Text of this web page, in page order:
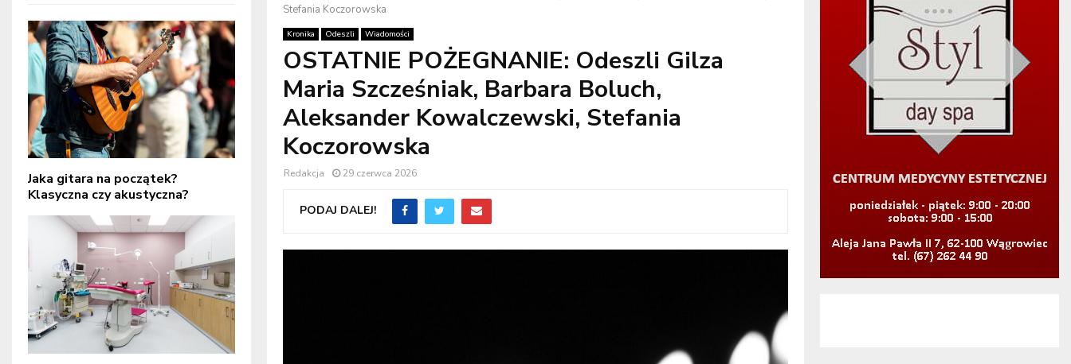
Stefania Koczorowska
Kronika Odeszli Wiadomości
OSTATNIE POŻEGNANIE: Odeszli Gilza
Maria Szcześniak, Barbara Boluch,
Aleksander Kowalczewski, Stefania
Koczorowska
Redakcja 29 czerwca 2026
PODAJ DALEJ!
Jaka gitara na początek?
Klasyczna czy akustyczna?